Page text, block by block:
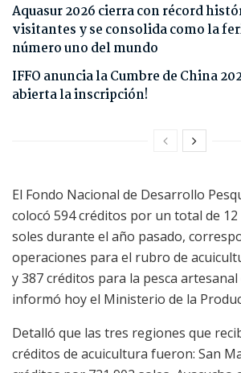
Aquasur 2026 cierra con récord
visitantes y se consolida como la
número uno del mundo
IFFO anuncia la Cumbre de China
abierta la inscripción!
El Fondo Nacional de Desarrollo
colocó 594 créditos por un total de 12
soles durante el año pasado,
operaciones para el rubro de
y 387 créditos para la pesca artesanal
informó hoy el Ministerio de la
Detalló que las tres regiones que
créditos de acuicultura fueron: San